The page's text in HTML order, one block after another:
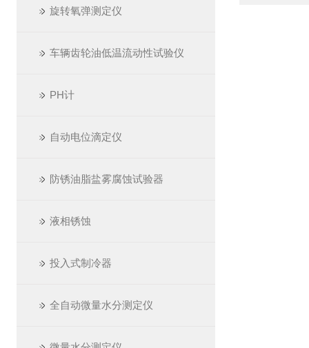
旋转氧弹测定仪
车辆齿轮油低温流动性试验仪
PH计
自动电位滴定仪
防锈油脂盐雾腐蚀试验器
液相锈蚀
投入式制冷器
全自动微量水分测定仪